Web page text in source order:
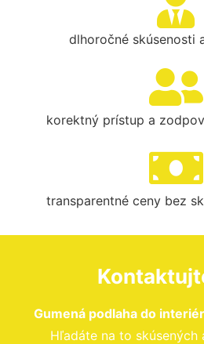
dlhoročné skúsenosti
korektný prístup a
transparentné ceny bez
Gumená podlaha do
Hľadáte na to skúsených